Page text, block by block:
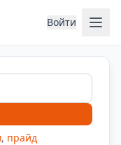
Войти
, прайд